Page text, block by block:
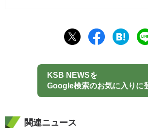
KSB NEWSを
Google検索のお気に入りに
関連ニュース